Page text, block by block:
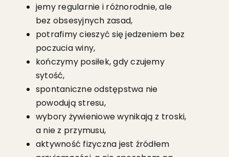
jemy regularnie i różnorodnie, ale
bez obsesyjnych zasad,
potrafimy cieszyć się jedzeniem bez
poczucia winy,
kończymy posiłek, gdy czujemy
sytość,
spontaniczne odstępstwa nie
powodują stresu,
wybory żywieniowe wynikają z troski,
a nie z przymusu,
aktywność fizyczna jest źródłem